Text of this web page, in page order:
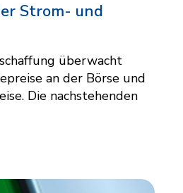
Strom- und
überwacht
an der Börse und
Die nachstehenden